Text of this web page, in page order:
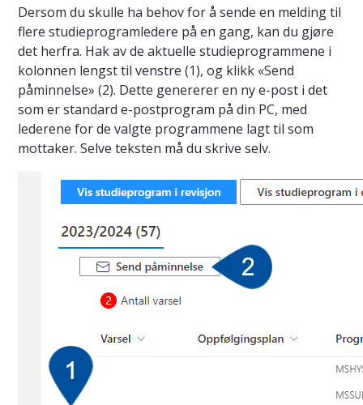
Dersom du skulle ha behov for å sende en melding til
flere studieprogramledere på en gang, kan du gjøre
det herfra. Hak av de aktuelle studieprogrammene i
kolonnen lengst til venstre (1), og klikk «Send
påminnelse» (2). Dette genererer en ny e-post i det
som er standard e-postprogram på din PC, med
lederene for de valgte programmene lagt til som
mottaker. Selve teksten må du skrive selv.